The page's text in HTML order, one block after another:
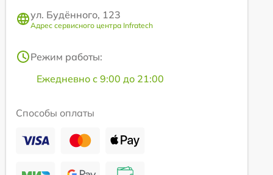
ул. Будённого, 123
Адрес сервисного центра Infratech
Режим работы:
Ежедневно с 9:00 до 21:00
Способы оплаты